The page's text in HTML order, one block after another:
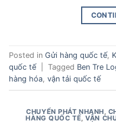
Posted in Gửi hàng quốc tế,
quốc tế
Tagged Ben Tre
hàng hóa, vận tải quốc tế
CHUYỂN PHÁT NHANH,
HÀNG QUỐC TẾ,VẬN